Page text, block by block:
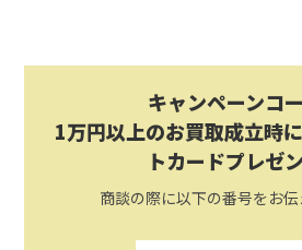
キャンペーンコ
1万円以上のお買取成立時
トカードプレゼ
商談の際に以下の番号をお伝